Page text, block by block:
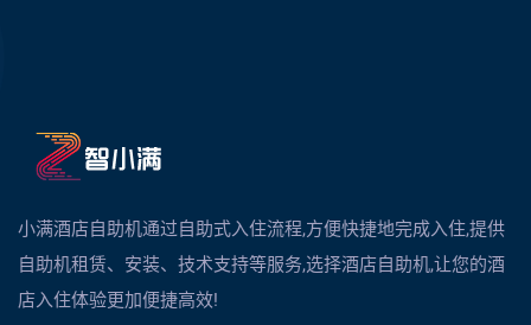
小满酒店自助机通过自助式入住流程,方便快捷地完成入住,提供
自助机租赁、安装、技术支持等服务,选择酒店自助机,让您的酒
店入住体验更加便捷高效!